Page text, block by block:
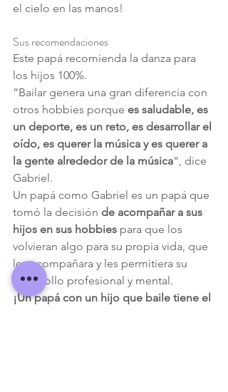
el cielo en las manos!
Sus recomendaciones
Este papá recomienda la danza para
los hijos 100%.
“Bailar genera una gran diferencia con
otros hobbies porque es saludable, es
un deporte, es un reto, es desarrollar el
oído, es querer la música y es querer a
la gente alrededor de la música“, dice
Gabriel.
Un papá como Gabriel es un papá que
tomó la decisión de acompañar a sus
hijos en sus hobbies para que los
volvieran algo para su propia vida, que
los acompañara y les permitiera su
desarrollo profesional y mental.
¡Un papá con un hijo que baile tiene el